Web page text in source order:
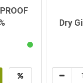
Dry